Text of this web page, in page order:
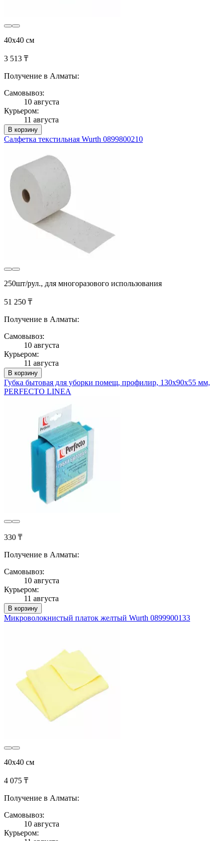
40x40 см
3 513 ₸
Получение в Алматы:
Самовывоз:
10 августа
Курьером:
11 августа
В корзину
Салфетка текстильная Wurth 0899800210
250шт/рул., для многоразового использования
51 250 ₸
Получение в Алматы:
Самовывоз:
10 августа
Курьером:
11 августа
В корзину
Губка бытовая для уборки помещ, профилир, 130х90х55 мм,
PERFECTO LINEA
330 ₸
Получение в Алматы:
Самовывоз:
10 августа
Курьером:
11 августа
В корзину
Микроволокнистый платок желтый Wurth 0899900133
40x40 см
4 075 ₸
Получение в Алматы:
Самовывоз:
10 августа
Курьером: